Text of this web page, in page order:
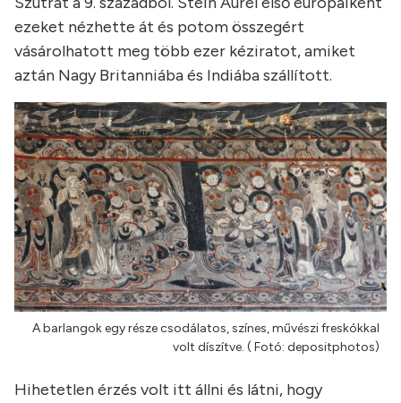
ezeket nézhette át és potom összegért
vásárolhatott meg több ezer kéziratot, amiket
aztán Nagy Britanniába és Indiába szállított.
A barlangok egy része csodálatos, színes, művészi freskókkal
volt díszítve. ( Fotó: depositphotos)
Hihetetlen érzés volt itt állni és látni, hogy